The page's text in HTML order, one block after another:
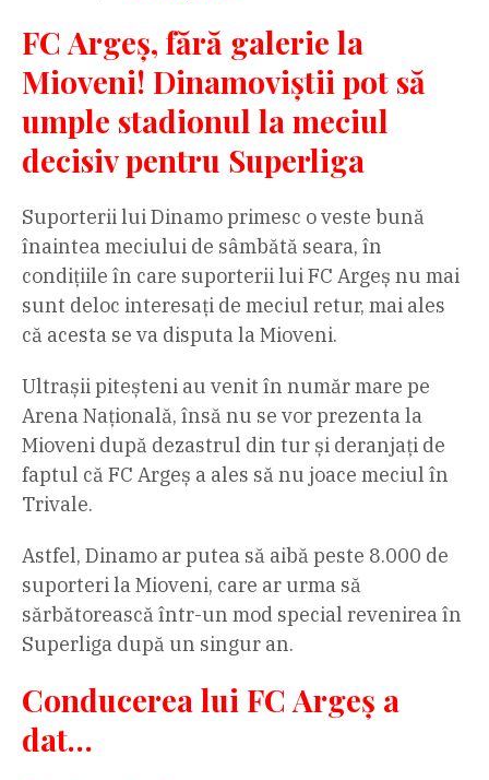
FC Argeș, fără galerie la
Mioveni! Dinamoviștii pot să
umple stadionul la meciul
decisiv pentru Superliga
Suporterii lui Dinamo primesc o veste bună
înaintea meciului de sâmbătă seara, în
condițiile în care suporterii lui FC Argeș nu mai
sunt deloc interesați de meciul retur, mai ales
că acesta se va disputa la Mioveni.
Ultrașii piteșteni au venit în număr mare pe
Arena Națională, însă nu se vor prezenta la
Mioveni după dezastrul din tur și deranjați de
faptul că FC Argeș a ales să nu joace meciul în
Trivale.
Astfel, Dinamo ar putea să aibă peste 8.000 de
suporteri la Mioveni, care ar urma să
sărbătorească într-un mod special revenirea în
Superliga după un singur an.
Conducerea lui FC Argeș a
dat…